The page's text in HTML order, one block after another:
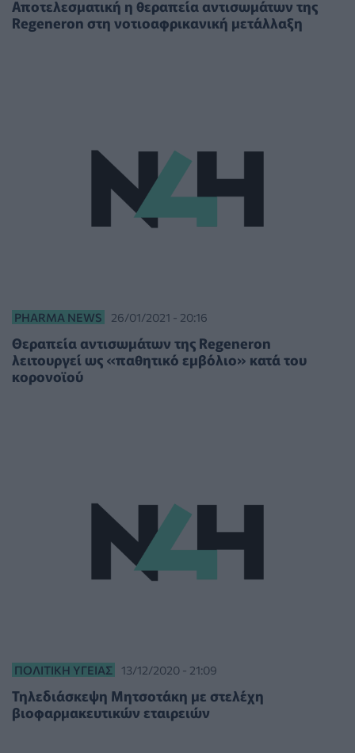
Αποτελεσματική η θεραπεία αντισωμάτων της
Regeneron στη νοτιοαφρικανική μετάλλαξη
PHARMA NEWS 26/01/2021 - 20:16
Θεραπεία αντισωμάτων της Regeneron
λειτουργεί ως «παθητικό εμβόλιο» κατά του
κορονοϊού
ΠΟΛΙΤΙΚΉ ΥΓΕΊΑΣ 13/12/2020 - 21:09
Τηλεδιάσκεψη Μητσοτάκη με στελέχη
βιοφαρμακευτικών εταιρειών